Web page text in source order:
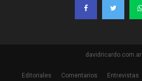
davidricardo.com.ar
Editoriales Comentarios Entrevistas